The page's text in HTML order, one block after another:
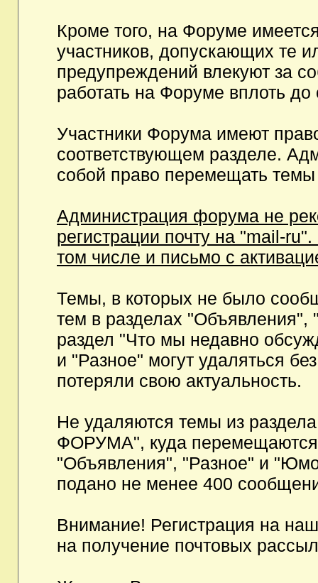
Кроме того, на Форуме
участников, допускающих те
предупреждений влекуют за
работать на Форуме вплоть
Участники Форума имеют
соответствующем разделе.
собой право перемещать темы
Администрация форума не
регистрации почту на "mail-
том числе и письмо с
Темы, в которых не было
тем в разделах
раздел "Что мы недавно
и "Разное" могут удаляться
потеряли свою актуальность.
Не удаляются темы из
ФОРУМА", куда перемещаются
"Объявления", "Разное" и
подано не менее 400
Внимание! Регистрация на
на получение почтовых